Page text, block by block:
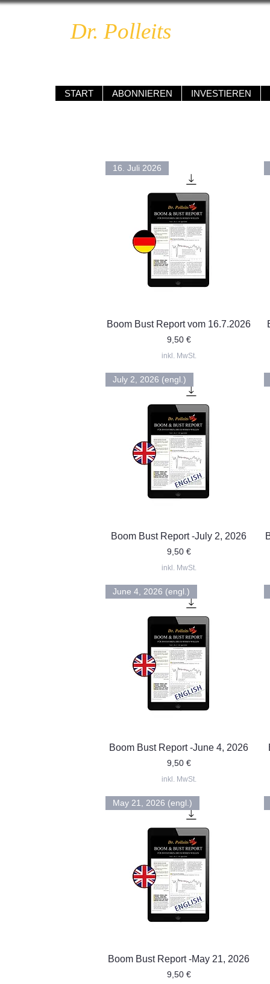
Dr. Polleits
START ABONNIEREN INVESTIEREN
Schnellansicht
16. Juli 2026
Boom Bust Report vom 16.7.2026
Preis
9,50 €
inkl. MwSt.
Schnellansicht
July 2, 2026 (engl.)
Boom Bust Report -July 2, 2026
Preis
9,50 €
inkl. MwSt.
Schnellansicht
June 4, 2026 (engl.)
Boom Bust Report -June 4, 2026
Preis
9,50 €
inkl. MwSt.
Schnellansicht
May 21, 2026 (engl.)
Boom Bust Report -May 21, 2026
Preis
9,50 €